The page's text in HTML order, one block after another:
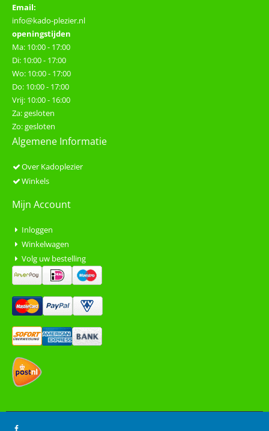
Email:
info@kado-plezier.nl
openingstijden
Ma: 10:00 - 17:00
Di: 10:00 - 17:00
Wo: 10:00 - 17:00
Do: 10:00 - 17:00
Vrij: 10:00 - 16:00
Za: gesloten
Zo: gesloten
Algemene Informatie
Over Kadoplezier
Winkels
Mijn Account
Inloggen
Winkelwagen
Volg uw bestelling